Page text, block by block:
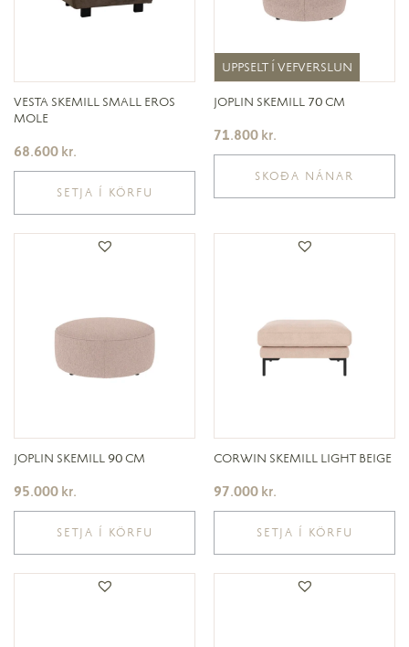
VESTA SKEMILL SMALL EROS
MOLE
68.600 kr.
SETJA Í KÖRFU
UPPSELT Í VEFVERSLUN
UPPSELT Í VEFVERSLUN
JOPLIN SKEMILL 70 CM
71.800 kr.
SKOÐA NÁNAR
JOPLIN SKEMILL 90 CM
95.000 kr.
SETJA Í KÖRFU
CORWIN SKEMILL LIGHT BEIGE
97.000 kr.
SETJA Í KÖRFU